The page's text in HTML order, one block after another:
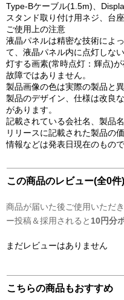
Type-Bケーブル(1.5m)、
スタンド取り付け用ネジ、台
ご使用上の注意
液晶パネルは精密な技術によ
て、液晶パネル内に点灯しな
灯する画素(常時点灯：輝点)
故障ではありません。
製品画像の色は実際の製品と
製品のデザイン、仕様は改良
があります。
記載されている会社名、製品
リリースに記載された製品の
情報などは発表日現在のもので
この商品のレビュー(全0件)
商品が届いた後ご使用いただき
ー投稿＆採用されると 10円分
まだレビューはありません
こちらの商品もおすすめ